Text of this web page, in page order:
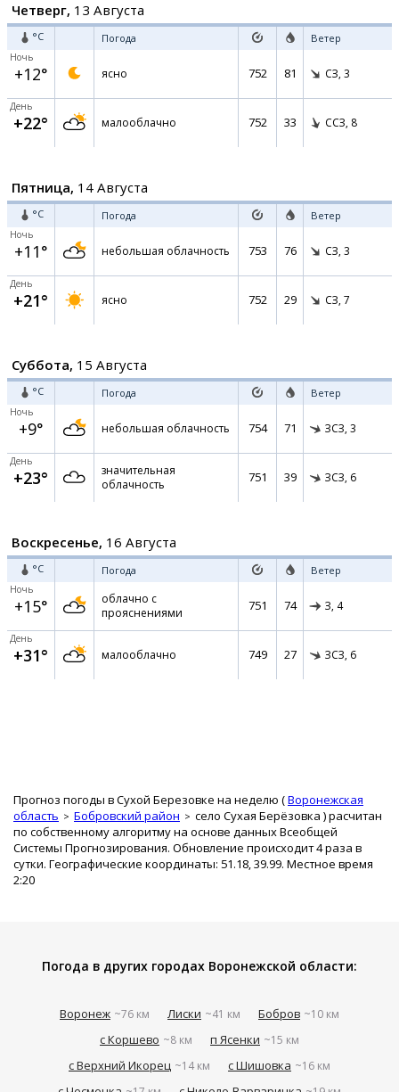
Четверг, 13 Августа
°C Погода Ветер
Ночь
+12° ясно 752 81 СЗ, 3
День
+22° малооблачно 752 33 ССЗ, 8
Пятница, 14 Августа
°C Погода Ветер
Ночь
+11° небольшая облачность 753 76 СЗ, 3
День
+21° ясно 752 29 СЗ, 7
Суббота, 15 Августа
°C Погода Ветер
Ночь
+9° небольшая облачность 754 71 ЗСЗ, 3
День
+23°
значительная
облачность
751 39 ЗСЗ, 6
Воскресенье, 16 Августа
°C Погода Ветер
Ночь
+15°
облачно с
прояснениями
751 74 З, 4
День
+31° малооблачно 749 27 ЗСЗ, 6
Прогноз погоды в Сухой Березовке на неделю (Воронежская
область
Бобровский район село Сухая Берёзовка ) расчитан
по собственному алгоритму на основе данных Всеобщей
Системы Прогнозирования. Обновление происходит 4 раза в
сутки. Географические координаты: 51.18, 39.99. Местное время
2:20
Погода в других городах Воронежской области:
Воронеж ~76 км Лиски ~41 км Бобров ~10 км
с Коршево ~8 км п Ясенки ~15 км
с Верхний Икорец ~14 км с Шишовка ~16 км